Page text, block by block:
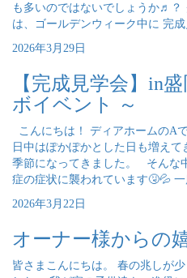
も多いのではないでしょうか♬？
は、ゴールデンウィーク中に 完
2026年3月29日
【完成見学会】in
ボイベント ～
こんにちは！ ディアホームのA
日中はぽかぽかとした日も増え
季節になってきました。 そんな
症の症状に襲われています🤧💦
2026年3月22日
オーナー様からの
皆さまこんにちは。 春の兆しが